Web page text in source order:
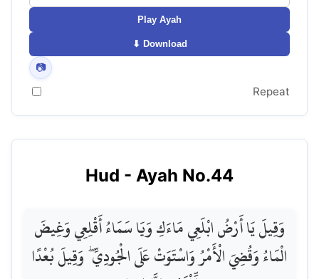
Play Ayah
⬇ Download
📷
Repeat
Hud - Ayah No.44
وَقِيلَ يَا أَرْضُ ابْلَعِي مَاءَكِ وَيَا سَمَاءُ أَقْلِعِي وَغِيضَ
الْمَاءُ وَقُضِيَ الْأَمْرُ وَاسْتَوَتْ عَلَى الْجُودِيِّ ۖ وَقِيلَ بُعْدًا